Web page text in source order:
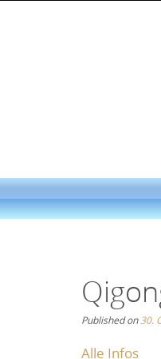
Skip
to
Published on 30.
Alle Infos